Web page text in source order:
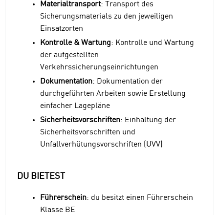
Materialtransport: Transport des
Sicherungsmaterials zu den jeweiligen
Einsatzorten
Kontrolle & Wartung: Kontrolle und Wartung
der aufgestellten
Verkehrssicherungseinrichtungen
Dokumentation: Dokumentation der
durchgeführten Arbeiten sowie Erstellung
einfacher Lagepläne
Sicherheitsvorschriften: Einhaltung der
Sicherheitsvorschriften und
Unfallverhütungsvorschriften (UVV)
DU BIETEST
Führerschein: du besitzt einen Führerschein
Klasse BE